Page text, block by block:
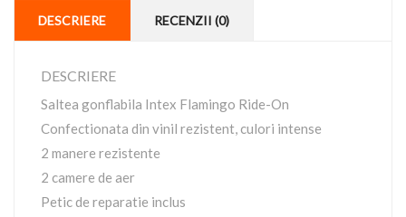
DESCRIERE RECENZII (0)
DESCRIERE
Saltea gonflabila Intex Flamingo Ride-On
Confectionata din vinil rezistent, culori intense
2 manere rezistente
2 camere de aer
Petic de reparatie inclus